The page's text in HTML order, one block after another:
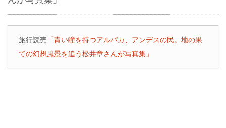
旅行読売 「青い瞳を持つアルパカ、アンデスの民。地の果
ての幻想風景を追う松井章さんが写真集」